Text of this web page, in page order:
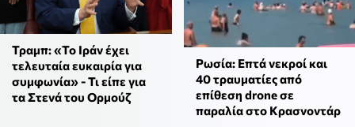
Τραμπ: «Το Ιράν έχει
τελευταία ευκαιρία για
συμφωνία» - Τι είπε για
τα Στενά του Ορμούζ
Ρωσία: Επτά νεκροί και
40 τραυματίες από
επίθεση drone σε
παραλία στο Κρασνοντάρ